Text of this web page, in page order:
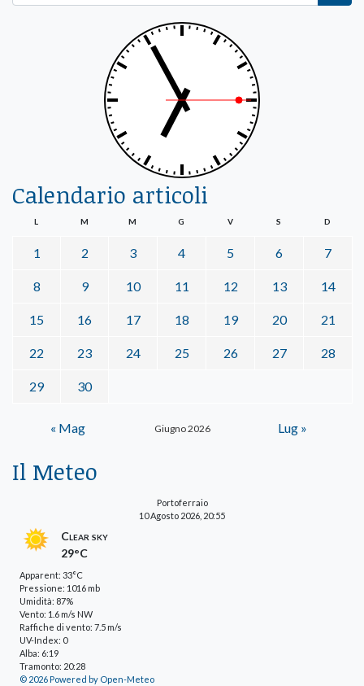
Calendario articoli
Giugno 2026
L M M G V S D
1 2 3 4 5 6 7
8 9 10 11 12 13 14
15 16 17 18 19 20 21
22 23 24 25 26 27 28
29 30
« Mag Lug »
Il Meteo
Portoferraio
10 Agosto 2026, 20:55
Clear sky
29°C
Apparent: 33°C
Pressione: 1016 mb
Umidità: 87%
Vento: 1.6 m/s NW
Raffiche di vento: 7.5 m/s
UV-Index: 0
Alba: 6:19
Tramonto: 20:28
© 2026 Powered by Open-Meteo